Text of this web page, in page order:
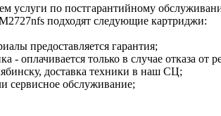
услуги по постгарантийному
подходят следующие картриджи:
предоставляется гарантия;
- оплачивается только в случае отказа от
доставка техники в наш СЦ;
сервисное обслуживание;